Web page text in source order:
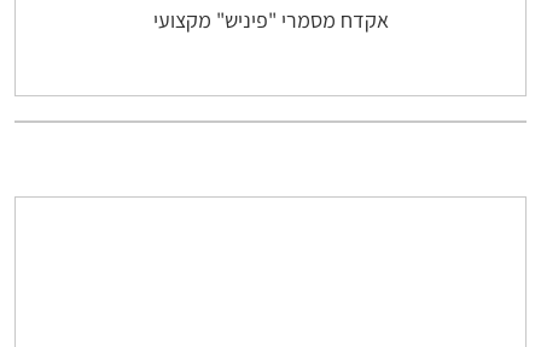
אקדח מסמרי "פיניש" מקצועי